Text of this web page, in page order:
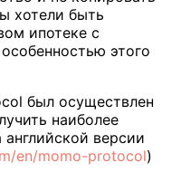
хотели быть
ипотеке с
этого
был осуществлен
наиболее
версии
en/momo-protocol)